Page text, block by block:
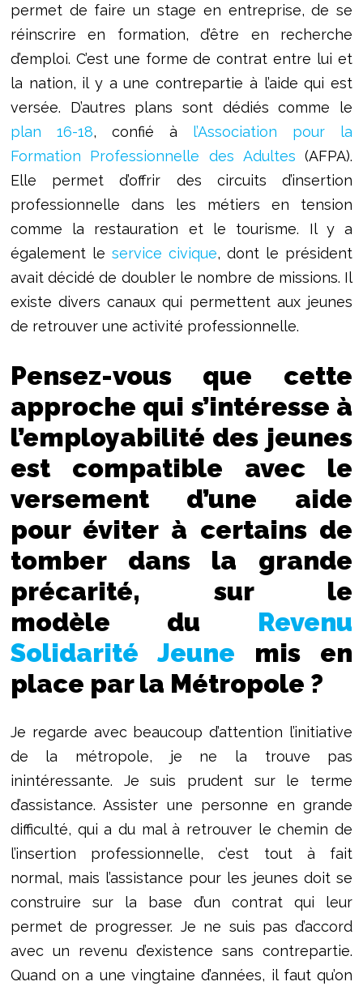
permet de faire un stage en entreprise, de se
réinscrire en formation, d’être en recherche
d’emploi. C’est une forme de contrat entre lui et
la nation, il y a une contrepartie à l’aide qui est
versée. D’autres plans sont dédiés comme le
plan 16-18, confié à
l’Association pour la
Formation Professionnelle des Adultes (AFPA).
Elle permet d’offrir des circuits d’insertion
professionnelle dans les métiers en tension
comme la restauration et le tourisme. Il y a
également le service civique, dont le président
avait décidé de doubler le nombre de missions. Il
existe divers canaux qui permettent aux jeunes
de retrouver une activité professionnelle.
Pensez-vous que cette
approche qui s’intéresse à
l’employabilité des jeunes
est compatible avec le
versement d’une aide
pour éviter à certains de
tomber dans la grande
précarité, sur le
modèle du Revenu
Solidarité Jeune mis en
place par la Métropole ?
Je regarde avec beaucoup d’attention l’initiative
de la métropole, je ne la trouve pas
inintéressante. Je suis prudent sur le terme
d’assistance. Assister une personne en grande
difficulté, qui a du mal à retrouver le chemin de
l’insertion professionnelle, c’est tout à fait
normal, mais l’assistance pour les jeunes doit se
construire sur la base d’un contrat qui leur
permet de progresser. Je ne suis pas d’accord
avec un revenu d’existence sans contrepartie.
Quand on a une vingtaine d’années, il faut qu’on